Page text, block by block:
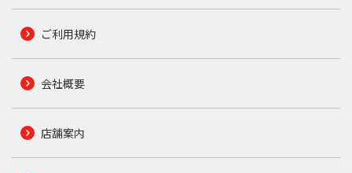
ご利用規約
会社概要
店舗案内